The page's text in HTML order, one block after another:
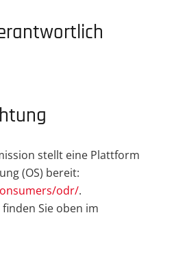
stellt eine Plattform
(OS) bereit:
odr/.
finden Sie oben im